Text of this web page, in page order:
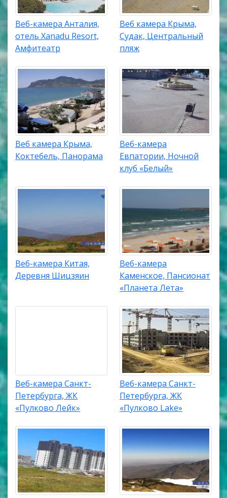
Веб-камера Анталия,
отель Xanadu Resort,
Амфитеатр
Веб камера Крыма,
Судак, Центральный
пляж
Веб камера Крыма,
Коктебель, Панорама
Веб-камера
Евпатории, Ночной
клуб «Белый»
Веб-камера Китая,
Деревня Шицзяин
Веб-камера
Каменское, Пансионат
«Планета Лета»
Веб-камера Санкт-
Петербурга, ЖК
«Пулково Лейк»
Веб-камера Санкт-
Петербурга, ЖК
«Пулково Lake»